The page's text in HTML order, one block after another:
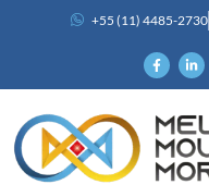
+55 (11) 4485-2730